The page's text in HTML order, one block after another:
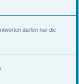
dürfen nur die